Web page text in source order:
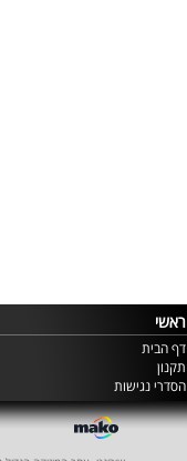
ראשי
דף הבית
תקנון
הסדרי נגישות